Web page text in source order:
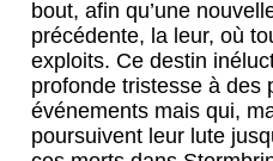
bout, afin qu’une
précédente, la leur, où
exploits. Ce destin
profonde tristesse à des
événements mais qui,
poursuivent leur lute